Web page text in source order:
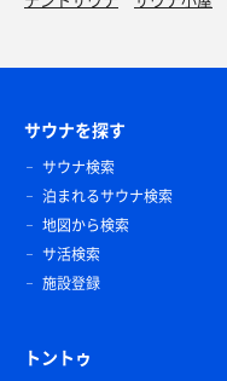
サウナを探す
サウナ検索
泊まれるサウナ検索
地図から検索
サ活検索
施設登録
トントゥ